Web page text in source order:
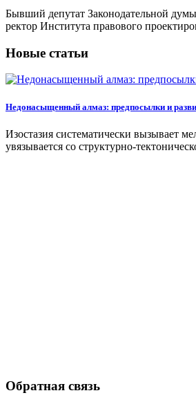
Бывший депутат Законодательной
ректор Института правового
Новые статьи
Недонасыщенный алмаз: предпосылки и
Изостазия систематически вызывает
увязывается со структурно-
Обратная связь